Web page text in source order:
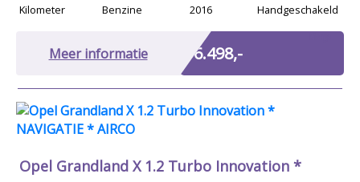
Kilometer
Benzine
2016
Handgeschakeld
Meer informatie € 6.498,-
Opel Grandland X 1.2 Turbo Innovation *